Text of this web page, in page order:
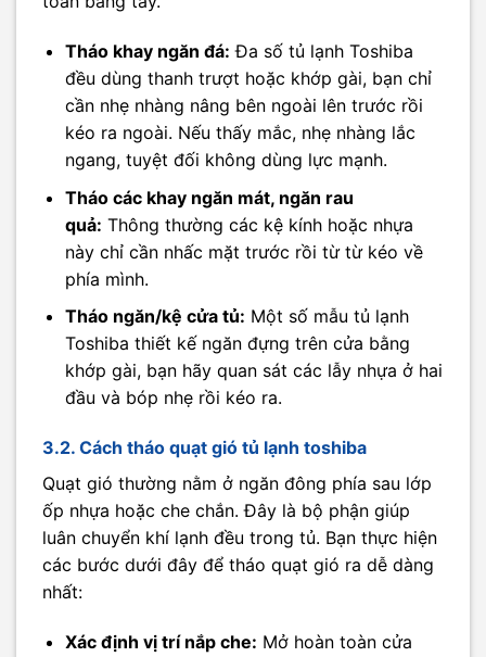
Tháo khay ngăn đá: Đa số tủ lạnh Toshiba
đều dùng thanh trượt hoặc khớp gài, bạn chỉ
cần nhẹ nhàng nâng bên ngoài lên trước rồi
kéo ra ngoài. Nếu thấy mắc, nhẹ nhàng lắc
ngang, tuyệt đối không dùng lực mạnh.
Tháo các khay ngăn mát, ngăn rau
quả: Thông thường các kệ kính hoặc nhựa
này chỉ cần nhấc mặt trước rồi từ từ kéo về
phía mình.
Tháo ngăn/kệ cửa tủ: Một số mẫu tủ lạnh
Toshiba thiết kế ngăn đựng trên cửa bằng
khớp gài, bạn hãy quan sát các lẫy nhựa ở hai
đầu và bóp nhẹ rồi kéo ra.
3.2. Cách tháo quạt gió tủ lạnh toshiba
Quạt gió thường nằm ở ngăn đông phía sau lớp
ốp nhựa hoặc che chắn. Đây là bộ phận giúp
luân chuyển khí lạnh đều trong tủ. Bạn thực hiện
các bước dưới đây để tháo quạt gió ra dễ dàng
nhất:
Xác định vị trí nắp che: Mở hoàn toàn cửa